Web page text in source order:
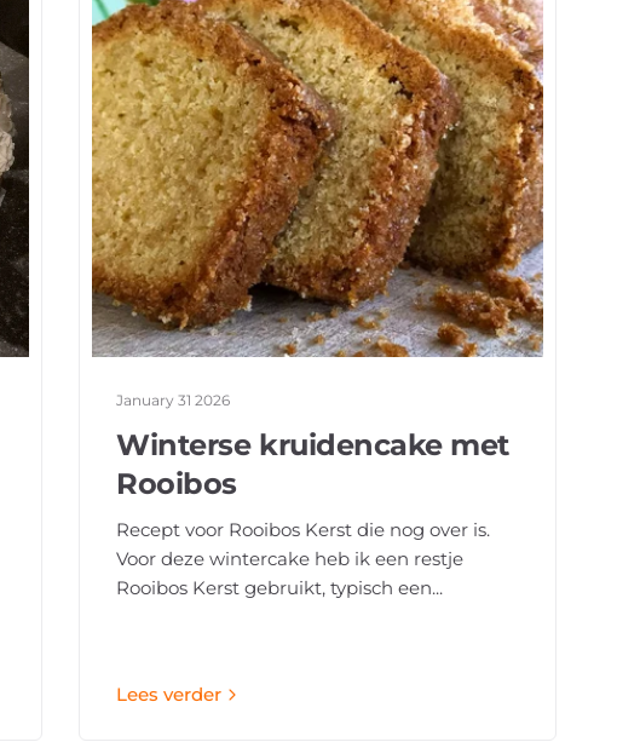
January 31 2026
Winterse kruidencake met
Rooibos
Recept voor Rooibos Kerst die nog over is.
Voor deze wintercake heb ik een restje
Rooibos Kerst gebruikt, typisch een...
Lees verder